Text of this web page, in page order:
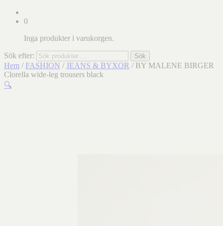
0
Inga produkter i varukorgen.
Sök efter: Sök
Hem / FASHION / JEANS & BYXOR / BY MALENE BIRGER
Clorella wide-leg trousers black
🔍